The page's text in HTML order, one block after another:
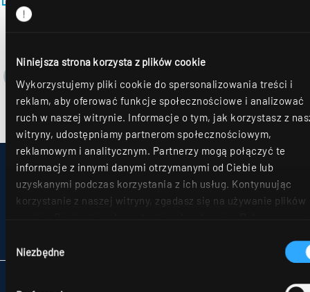
Niniejsza strona korzysta z plików cookie
Wykorzystujemy pliki cookie do spersonalizowania treści i
reklam, aby oferować funkcje społecznościowe i analizować
ruch w naszej witrynie. Informacje o tym, jak korzystasz z
witryny, udostępniamy partnerom społecznościowym,
reklamowym i analitycznym. Partnerzy mogą połączyć te
informacje z innymi danymi otrzymanymi od Ciebie lub
uzyskanymi podczas korzystania z ich usług. Kontynuując
korzystanie z naszej witryny, zgadasz się na używanie plików
zgody
Niezbędne
IMPRESSUM
MAPA STRONY
OCHRONA DANYCH